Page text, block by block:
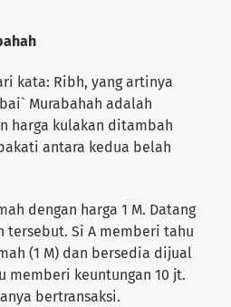
kata: Ribh, yang artinya
Murabahah adalah
harga kulakan ditambah
antara kedua belah
dengan harga 1 M. Datang
tersebut. Si A memberi tahu
(1 M) dan bersedia dijual
memberi keuntungan 10 jt.
bertransaksi.